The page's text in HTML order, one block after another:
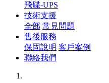
飛碟-UPS
技術支援
全部 常見問題
售後服務
保固說明 客戶案例
聯絡我們